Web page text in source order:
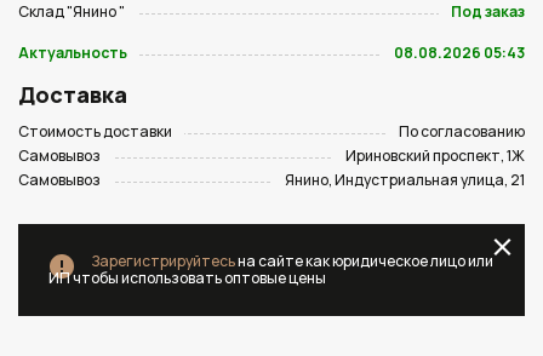
Склад "Янино "
Под заказ
Актуальность
08.08.2026 05:43
Доставка
Стоимость доставки
По согласованию
Самовывоз
Ириновский проспект, 1Ж
Самовывоз
Янино, Индустриальная улица, 21
Зарегистрируйтесьна сайте как юридическое лицо или
ИП чтобы использовать оптовые цены